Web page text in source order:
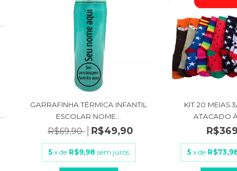
GARRAFINHA TÉRMICA INFANTIL
ESCOLAR NOME...
R$69,90 R$49,90
5 x de R$9,98 sem juros
KIT 20 MEIAS
ATACADO À
5 x de